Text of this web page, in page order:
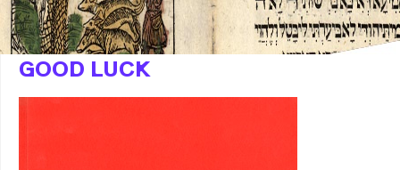
MAZAL TOV - HODNĚ ŠTĚSTÍ -
GOOD LUCK